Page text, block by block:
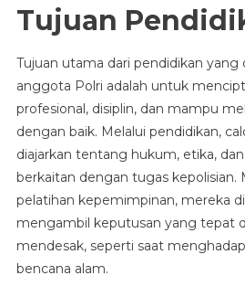
Tujuan
Tujuan utama dari pendidikan yang
anggota Polri adalah untuk
profesional, disiplin, dan mampu
dengan baik. Melalui pendidikan,
diajarkan tentang hukum, etika,
berkaitan dengan tugas kepolisian.
pelatihan kepemimpinan, mereka
mengambil keputusan yang tepat
mendesak, seperti saat
bencana alam.